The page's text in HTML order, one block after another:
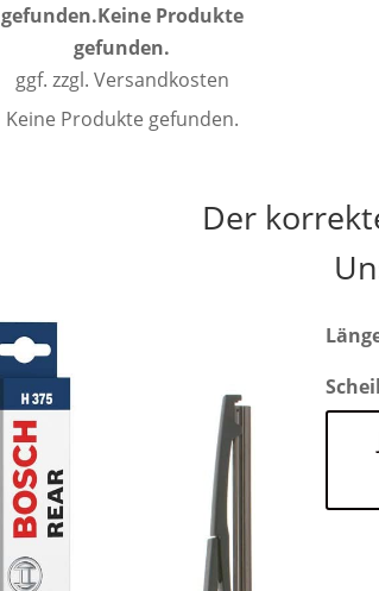
gefunden.Keine Produkte
gefunden.
ggf. zzgl. Versandkosten
Keine Produkte gefunden.
Der